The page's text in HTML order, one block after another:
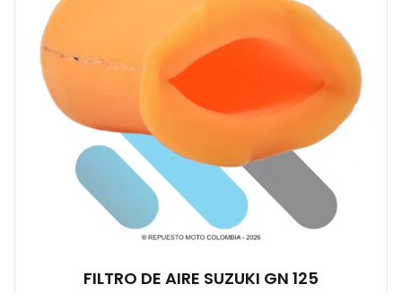
FILTRO DE AIRE SUZUKI GN 125